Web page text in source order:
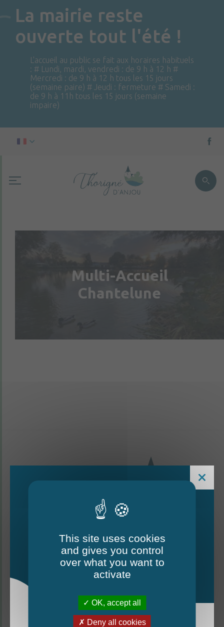
La mairie reste
ouverte tout l'été !
L'accueil au public se fait aux horaires habituels
: # Lundi, mardi, vendredi : de 9 h à 12 h #
Mercredi : de 9 h à 12 h tous les 15 jours
(semaine paire) # Jeudi : fermeture # Samedi :
de 9 h à 11h tous les 15 jours (semaine
impaire)
Multi-Accueil
Chantelune
CONTACTEZ-NOUS
Le Mag - édition estivale
This site uses cookies
and gives you control
over what you want to
activate
OK, accept all
Deny all cookies